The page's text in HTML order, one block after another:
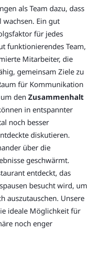
als Team dazu, dass
wachsen. Ein gut
für jedes
funktionierendes Team,
Mitarbeiter, die
gemeinsam Ziele zu
für Kommunikation
den Zusammenhalt
in entspannter
noch besser
diskutieren.
über die
geschwärmt.
entdeckt, das
besucht wird, um
auszutauschen. Unsere
ideale Möglichkeit für
noch enger